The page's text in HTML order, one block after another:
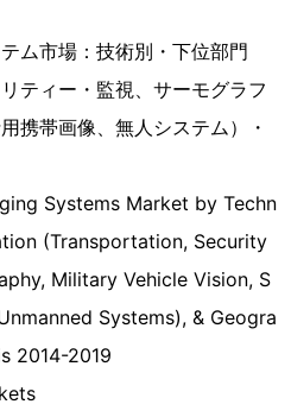
ム市場：技術別・下位部門
ティー・監視、サーモグラフ
携帯画像、無人システム）・
Systems Market by Techn
(Transportation, Security
Military Vehicle Vision, S
Systems), & Geogra
2014-2019